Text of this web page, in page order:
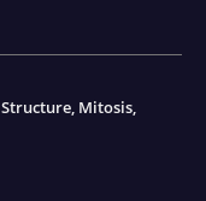
Structure, Mitosis,